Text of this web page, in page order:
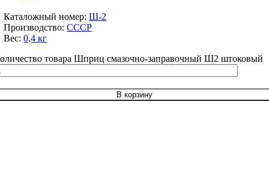
Каталожный номер:Ш-2
Производство:СССР
Вес:0,4 кг
товара Шприц смазочно-заправочный Ш2 штоковый
В корзину